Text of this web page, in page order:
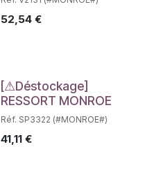
52,54€
Déstockage
[⚠Déstockage]
RESSORT MONROE
Réf. SP3322 (#MONROE#)
41,11€